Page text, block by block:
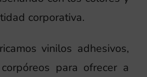
corporativa.
vinilos adhesivos,
para ofrecer a